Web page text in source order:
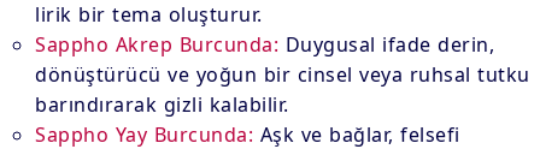
lirik bir tema oluşturur.
Sappho Akrep Burcunda: Duygusal ifade derin,
dönüştürücü ve yoğun bir cinsel veya ruhsal tutku
barındırarak gizli kalabilir.
Sappho Yay Burcunda: Aşk ve bağlar, felsefi